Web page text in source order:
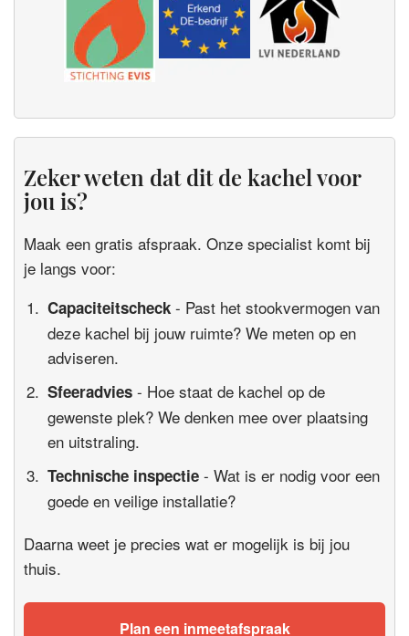
Zeker weten dat dit de kachel voor
jou is?
Maak een gratis afspraak. Onze specialist komt bij
je langs voor:
Capaciteitscheck - Past het stookvermogen van
deze kachel bij jouw ruimte? We meten op en
adviseren.
Sfeeradvies - Hoe staat de kachel op de
gewenste plek? We denken mee over plaatsing
en uitstraling.
Technische inspectie - Wat is er nodig voor een
goede en veilige installatie?
Daarna weet je precies wat er mogelijk is bij jou
thuis.
Plan een inmeetafspraak